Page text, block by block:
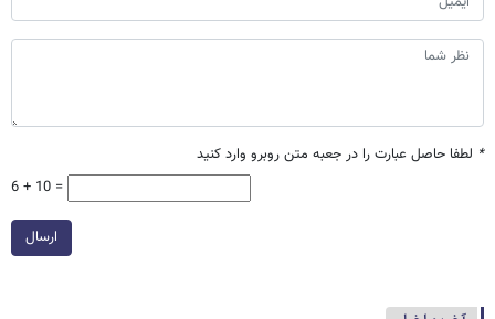
* لطفا حاصل عبارت را در جعبه متن روبرو وارد کنید
6 + 10 =
ارسال